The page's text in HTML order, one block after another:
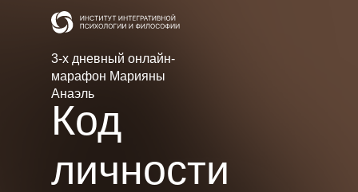
Код
личности
3-х дневный онлайн-
марафон Марияны
Анаэль